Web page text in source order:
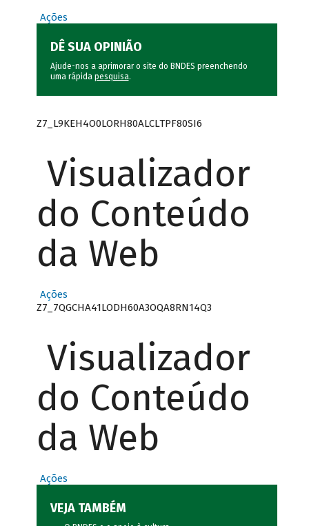
Ações
DÊ SUA OPINIÃO
Ajude-nos a aprimorar o site do BNDES preenchendo
uma rápida pesquisa.
Z7_L9KEH4O0LORH80ALCLTPF80SI6
Visualizador
do Conteúdo
da Web
Ações
Z7_7QGCHA41LODH60A3OQA8RN14Q3
Visualizador
do Conteúdo
da Web
Ações
VEJA TAMBÉM